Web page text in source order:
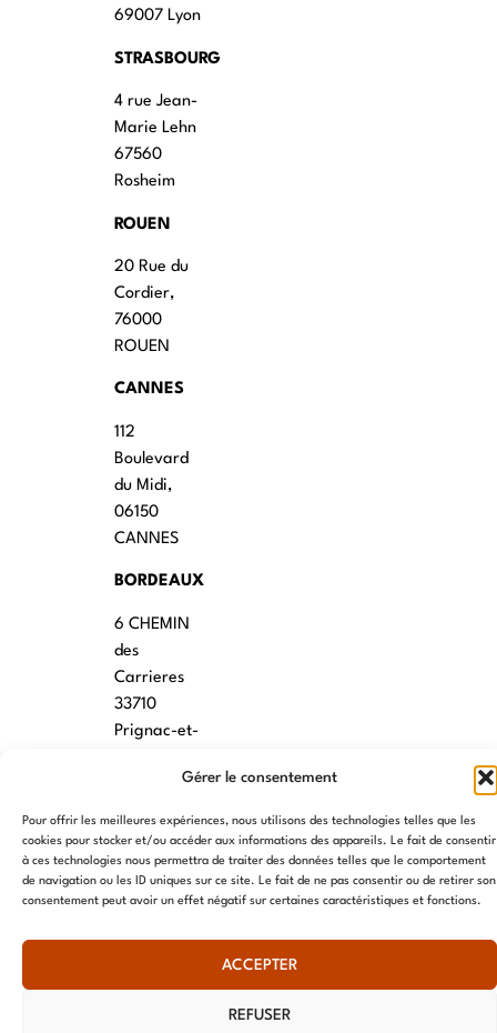
Gérer le consentement
Pour offrir les meilleures expériences, nous utilisons des technologies telles que les
cookies pour stocker et/ou accéder aux informations des appareils. Le fait de consentir
à ces technologies nous permettra de traiter des données telles que le comportement
de navigation ou les ID uniques sur ce site. Le fait de ne pas consentir ou de retirer son
consentement peut avoir un effet négatif sur certaines caractéristiques et fonctions.
ACCEPTER
REFUSER
69007 Lyon
STRASBOURG
4 rue Jean-
Marie Lehn
67560
Rosheim
ROUEN
20 Rue du
Cordier,
76000
ROUEN
CANNES
112
Boulevard
du Midi,
06150
CANNES
BORDEAUX
6 CHEMIN
des
Carrieres
33710
Prignac-et-
7 rue des
écoles
34790
© AME 2024, tous droits réservés